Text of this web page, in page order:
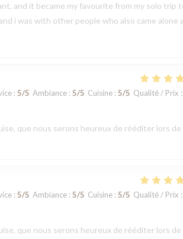
and it became my favourite from my solo trip
i was with other people who also came alone
: 5/5 Ambiance: 5/5 Cuisine: 5/5 Qualité / Prix :
que nous serons heureux de rééditer lors de
: 5/5 Ambiance: 5/5 Cuisine: 5/5 Qualité / Prix :
que nous serons heureux de rééditer lors de